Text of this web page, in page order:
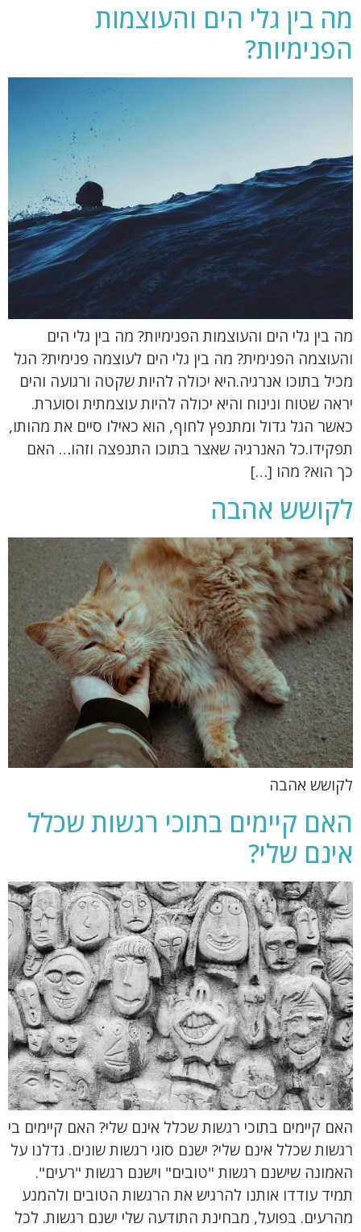
מה בין גלי הים והעוצמות
הפנימיות?
מה בין גלי הים והעוצמות הפנימיות? מה בין גלי הים
והעוצמה הפנימית? מה בין גלי הים לעוצמה פנימית? הגל
מכיל בתוכו אנרגיה.היא יכולה להיות שקטה ורגועה והים
יראה שטוח ונינוח והיא יכולה להיות עוצמתית וסוערת.
כאשר הגל גדול ומתנפץ לחוף, הוא כאילו סיים את מהותו,
תפקידו.כל האנרגיה שאצר בתוכו התנפצה וזהו… האם
כך הוא? מהו […]
לקושש אהבה
לקושש אהבה
האם קיימים בתוכי רגשות שכלל
אינם שלי?
האם קיימים בתוכי רגשות שכלל אינם שלי? האם קיימים בי
רגשות שכלל אינם שלי? ישנם סוגי רגשות שונים. גדלנו על
האמונה שישנם רגשות "טובים" וישנם רגשות "רעים".
תמיד עודדו אותנו להרגיש את הרגשות הטובים ולהמנע
מהרעים. בפועל, מבחינת התודעה שלי ישנם רגשות. לכל